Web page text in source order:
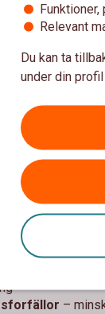
av varmvatten
maskiner
exempel i form
ström än
bland annat
skogsmark för
över
på rätt ställe
digitala
–
Relevant
Du kan ta
under din